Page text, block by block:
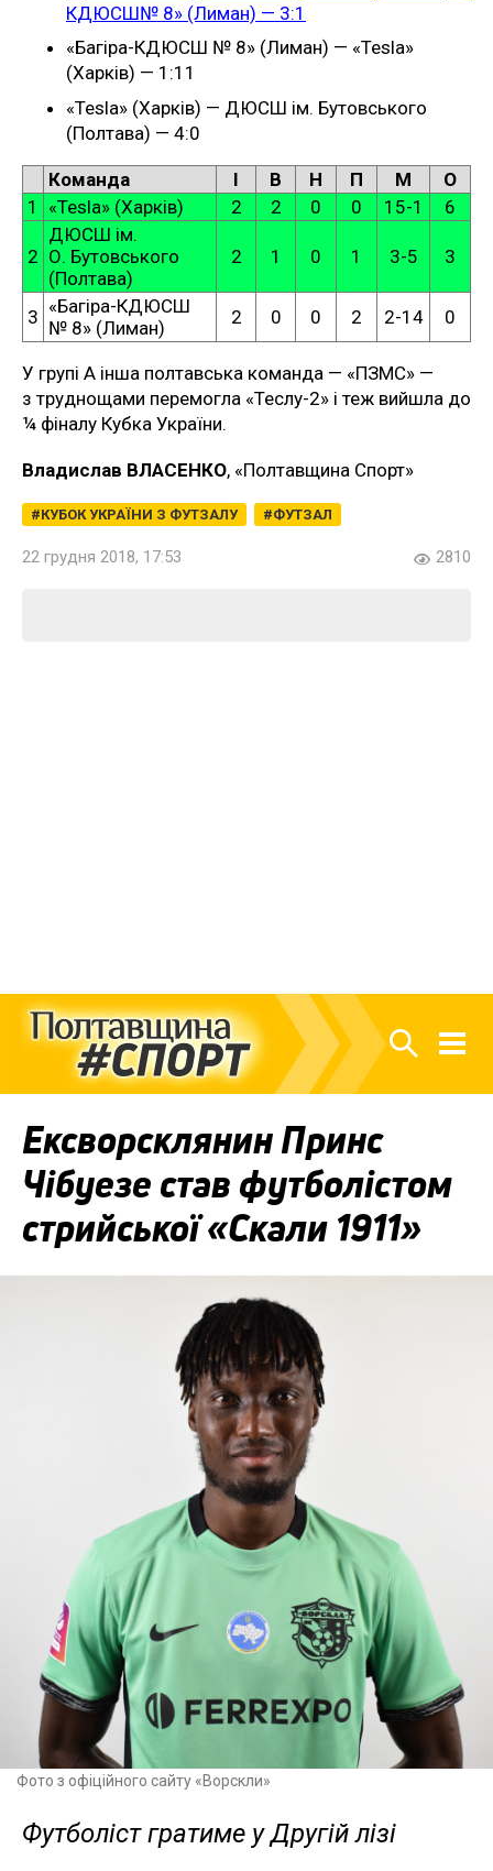
КДЮСШ№ 8» (Лиман) — 3:1
«Багіра-КДЮСШ № 8» (Лиман) — «Tesla»
(Харків) — 1:11
«Tesla» (Харків) — ДЮСШ ім. Бутовського
(Полтава) — 4:0
Команда І В Н П М
О
1
«Teslа» (Харків) 2 2 0 0 15-1 6
2
ДЮСШ ім.
О. Бутовського
(Полтава)
2 1 0 1 3-5 3
3 «Багіра-КДЮСШ
№ 8» (Лиман)
2 0 0 2 2-14 0
У групі А інша полтавська команда — «ПЗМС» —
з труднощами перемогла «Теслу-2» і теж вийшла до
¼ фіналу Кубка України.
Владислав ВЛАСЕНКО, «Полтавщина Спорт»
КУБОК УКРАЇНИ З ФУТЗАЛУ ФУТЗАЛ
22 грудня 2018, 17:53 2810
Ексворсклянин Принс
Чібуезе став футболістом
стрийської «Скали 1911»
Фото з офіційного сайту «Ворскли»
Футболіст гратиме у Другій лізі